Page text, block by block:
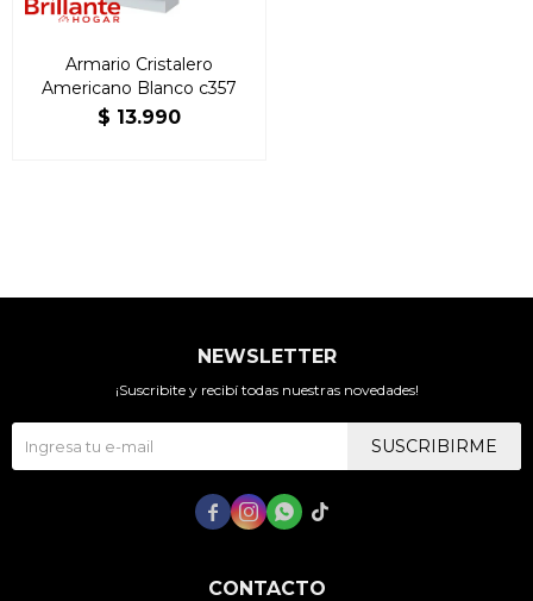
Armario Cristalero
Americano Blanco c357
$ 13.990
CONTACTO
NEWSLETTER
¡Suscribite y recibí todas nuestras novedades!
SUSCRIBIRME
   